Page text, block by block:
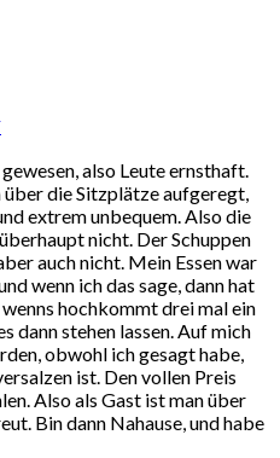
also Leute ernsthaft.
die Sitzplätze aufgeregt,
extrem unbequem. Also die
nicht. Der Schuppen
auch nicht. Mein Essen war
wenn ich das sage, dann hat
hochkommt drei mal ein
dann stehen lassen. Auf mich
obwohl ich gesagt habe,
ist. Den vollen Preis
Also als Gast ist man über
Bin dann Nahause, und habe